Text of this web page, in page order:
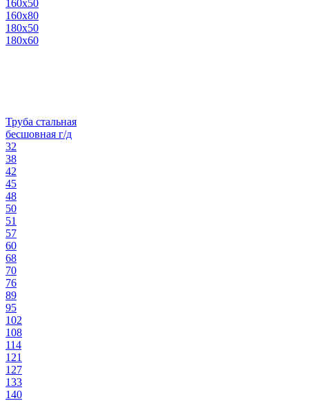
160х50
160х80
180х50
180х60
Труба стальная
бесшовная г/д
32
38
42
45
48
50
51
57
60
68
70
76
89
95
102
108
114
121
127
133
140